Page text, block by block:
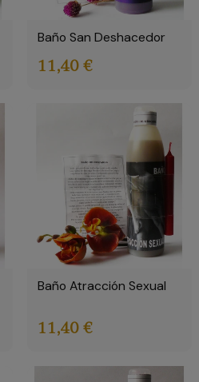
Baño San Deshacedor
11,40 €
Baño Atracción Sexual
11,40 €